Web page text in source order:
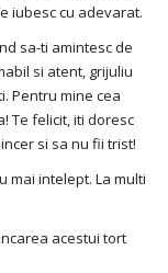
iubesc cu adevarat.
sa-ti amintesc de
si atent, grijuliu
Pentru mine cea
Te felicit, iti doresc
si sa nu fii trist!
mai intelept. La multi
acestui tort